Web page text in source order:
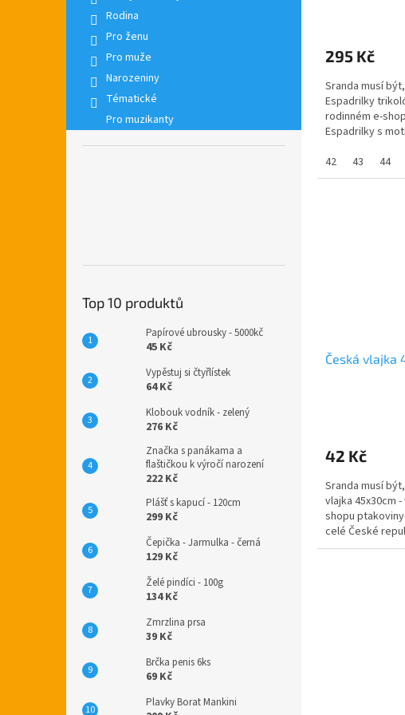
Rodina
Pro ženu
Pro muže
Narozeniny
Tématické
Pro muzikanty
Top 10 produktů
Papírové ubrousky - 5000kč
45 Kč
Vypěstuj si čtyřlístek
64 Kč
Klobouk vodník - zelený
276 Kč
Značka s panákama a
flaštičkou k výročí narození
222 Kč
Plášť s kapucí - 120cm
299 Kč
Čepička - Jarmulka - černá
129 Kč
Želé pindíci - 100g
134 Kč
Zmrzlina prsa
39 Kč
Brčka penis 6ks
69 Kč
Plavky Borat Mankini
295 Kč
Sranda musí
Espadrilky
rodinném e-
Espadrilky s
42
43 44
Česká vlajka
je
z
5
hvězdiček.
42 Kč
Sranda musí
vlajka 45x30cm
shopu
celé České
vyrobena z...